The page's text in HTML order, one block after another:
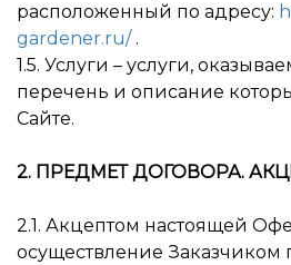
расположенный по адресу:
gardener.ru/.
1.5. Услуги – услуги,
перечень и описание
Сайте.
2. ПРЕДМЕТ ДОГОВОРА.
2.1. Акцептом настоящей
осуществление Заказчиком